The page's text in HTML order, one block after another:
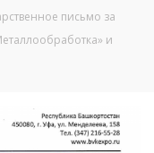
письмо за
и